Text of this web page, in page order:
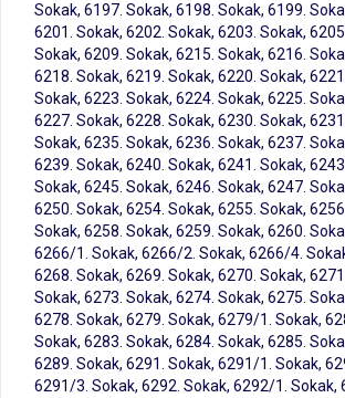
Sokak, 6197. Sokak, 6198. Sokak, 6199.
6201. Sokak, 6202. Sokak, 6203. Sokak,
Sokak, 6209. Sokak, 6215. Sokak, 6216.
6218. Sokak, 6219. Sokak, 6220. Sokak,
Sokak, 6223. Sokak, 6224. Sokak, 6225.
6227. Sokak, 6228. Sokak, 6230. Sokak,
Sokak, 6235. Sokak, 6236. Sokak, 6237.
6239. Sokak, 6240. Sokak, 6241. Sokak,
Sokak, 6245. Sokak, 6246. Sokak, 6247.
6250. Sokak, 6254. Sokak, 6255. Sokak,
Sokak, 6258. Sokak, 6259. Sokak, 6260.
6266/1. Sokak, 6266/2. Sokak, 6266/4.
6268. Sokak, 6269. Sokak, 6270. Sokak,
Sokak, 6273. Sokak, 6274. Sokak, 6275.
6278. Sokak, 6279. Sokak, 6279/1. Sokak,
Sokak, 6283. Sokak, 6284. Sokak, 6285.
6289. Sokak, 6291. Sokak, 6291/1. Sokak,
6291/3. Sokak, 6292. Sokak, 6292/1. Sokak,